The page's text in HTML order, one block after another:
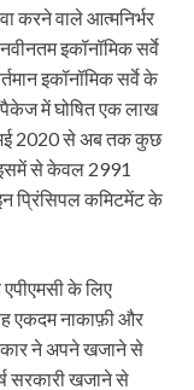
करने वाले आत्मनिर्भर
इकॉनॉमिक सर्वे
इकॉनॉमिक सर्वे के
पैकेज में घोषित एक लाख
मई 2020 से अब तक कुछ
से केवल 2991
प्रिंसिपल कमिटमेंट के
के लिए
एकदम नाकाफ़ी और
ने अपने खजाने से
सरकारी खजाने से